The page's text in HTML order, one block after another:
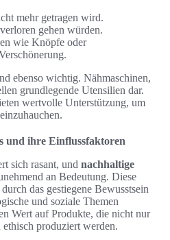
mehr getragen wird.
gehen würden.
wie Knöpfe oder
ebenso wichtig. Nähmaschinen,
grundlegende Utensilien dar.
wertvolle Unterstützung, um
und ihre Einflussfaktoren
sich rasant, und nachhaltige
an Bedeutung. Diese
das gestiegene Bewusstsein
und soziale Themen
Wert auf Produkte, die nicht nur
ethisch produziert werden.